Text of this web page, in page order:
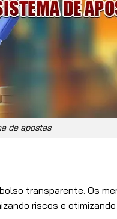
de apostas
transparente. Os
riscos e